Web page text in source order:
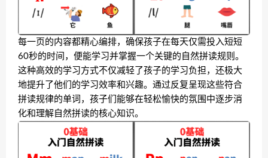
每一页的内容都精心编排，确保孩子在每天仅需投入短短
60秒的时间，便能学习并掌握一个关键的自然拼读规则。
这种高效的学习方式不仅减轻了孩子的学习负担，还极大
地提升了他们的学习效率和兴趣。通过反复呈现这些符合
拼读规律的单词，孩子们能够在轻松愉快的氛围中逐步消
化和理解自然拼读的核心知识。